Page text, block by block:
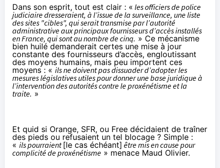
Dans son esprit, tout est clair : « les officiers de police
judiciaire dresseraient, à l’issue de la surveillance, une liste
des sites "cibles", qui serait transmise par l’autorité
administrative aux principaux fournisseurs d’accès installés
en France, qui sont au nombre de cinq. » Ce mécanisme
bien huilé demanderait certes une mise à jour
constante des fournisseurs d’accès, engloutissant
des moyens humains, mais peu importent ces
moyens : « ils ne doivent pas dissuader d’adopter les
mesures législatives utiles pour donner une base juridique à
l’intervention des autorités contre le proxénétisme et la
traite. »
Et quid si Orange, SFR, ou Free décidaient de traîner
des pieds ou refusaient un tel blocage ? Simple :
« ils pourraient[le cas échéant] être mis en cause pour
complicité de proxénétisme » menace Maud Olivier.